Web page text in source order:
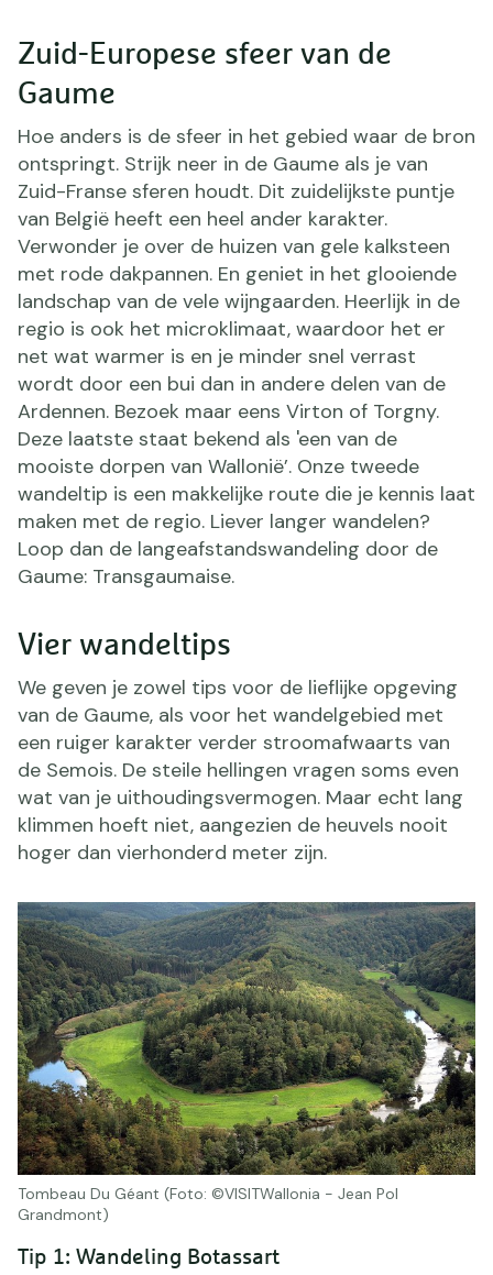
Zuid-Europese sfeer van de
Gaume
Hoe anders is de sfeer in het gebied waar de bron
ontspringt. Strijk neer in de Gaume als je van
Zuid-Franse sferen houdt. Dit zuidelijkste puntje
van België heeft een heel ander karakter.
Verwonder je over de huizen van gele kalksteen
met rode dakpannen. En geniet in het glooiende
landschap van de vele wijngaarden. Heerlijk in de
regio is ook het microklimaat, waardoor het er
net wat warmer is en je minder snel verrast
wordt door een bui dan in andere delen van de
Ardennen. Bezoek maar eens Virton of Torgny.
Deze laatste staat bekend als 'een van de
mooiste dorpen van Wallonië’. Onze tweede
wandeltip is een makkelijke route die je kennis laat
maken met de regio. Liever langer wandelen?
Loop dan de langeafstandswandeling door de
Gaume: Transgaumaise.
Vier wandeltips
We geven je zowel tips voor de lieflijke opgeving
van de Gaume, als voor het wandelgebied met
een ruiger karakter verder stroomafwaarts van
de Semois. De steile hellingen vragen soms even
wat van je uithoudingsvermogen. Maar echt lang
klimmen hoeft niet, aangezien de heuvels nooit
hoger dan vierhonderd meter zijn.
Tip 1: Wandeling Botassart
Tombeau Du Géant (Foto: ©VISITWallonia - Jean Pol
Grandmont)